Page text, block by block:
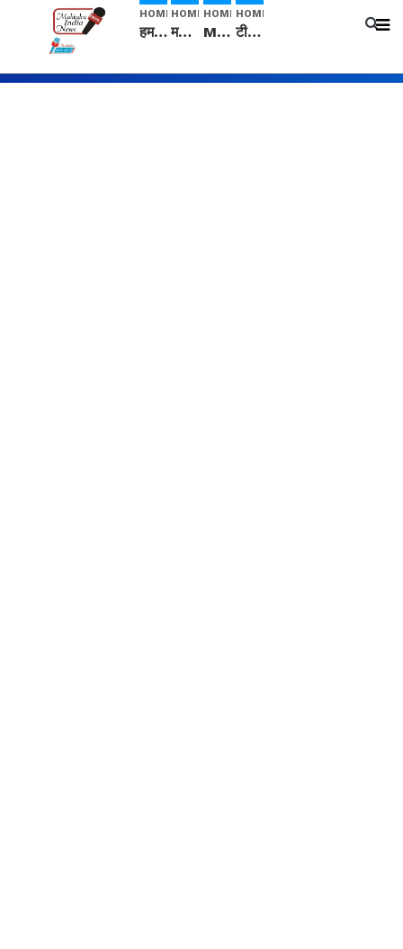
HOME
हम सनातनी..." सांसद kangana Ranaut से क्या बोली लड़की? Viral Jantar-Mantar | CJP protest
HOME
मनीषा हत्याकांड: हत्या, आत्महत्या या कोई बड़ा राज? | Full Story | Josh Haryana
HOME
Mangalsutra: हिंदू धर्म में शादी के बाद मंगलसूत्र क्यों पहनती है महिलाएं, किसने शुरु की ये परंपरा
HOME
टीम बीकेई ने एग्रीकल्चर ग्रेड की यूरिया खाद गट्टों में बदलकर टेक्निकल ग्रेड में बेचने वालों पर करवाई कार्रवाई: लखविंदर सिंह औलख